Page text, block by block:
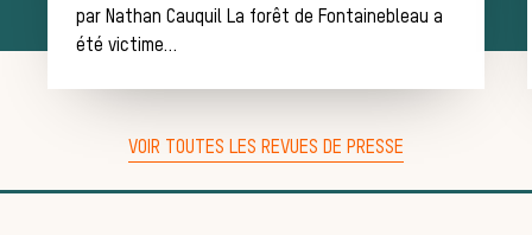
de chasse
Trouver un
par Nathan Cauquil La forêt de Fontainebleau a
été victime…
VOIR TOUTES LES REVUES DE PRESSE